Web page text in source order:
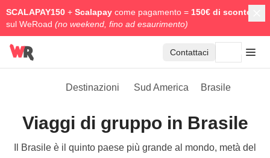
SCALAPAY150 + Scalapay come pagamento = 150€ di sconto
sul WeRoad (no weekend, fino ad esaurimento)
Contattaci
Destinazioni Sud America Brasile
Viaggi di gruppo in Brasile
Il Brasile è il quinto paese più grande al mondo, metà del